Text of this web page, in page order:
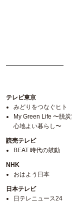
テレビ東京
みどりをつなぐヒト
My Green Life 〜脱炭
心地よい暮らし〜
読売テレビ
BEAT 時代の鼓動
NHK
おはよう日本
日本テレビ
日テレニュース24